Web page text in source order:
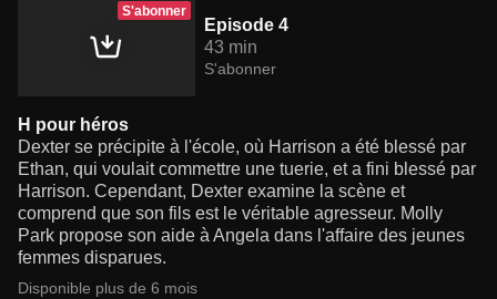
S'abonner
Episode 4
43 min
S'abonner
H pour héros
Dexter se précipite à l'école, où Harrison a été blessé par
Ethan, qui voulait commettre une tuerie, et a fini blessé par
Harrison. Cependant, Dexter examine la scène et
comprend que son fils est le véritable agresseur. Molly
Park propose son aide à Angela dans l'affaire des jeunes
femmes disparues.
Disponible plus de 6 mois